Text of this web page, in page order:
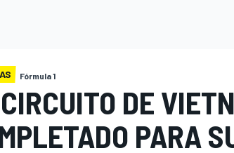
Fórmula 1
DE
PARA